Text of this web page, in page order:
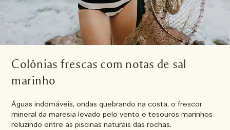
Colônias frescas com notas de sal
marinho
Águas indomáveis, ondas quebrando na costa, o frescor
mineral da maresia levado pelo vento e tesouros marinhos
reluzindo entre as piscinas naturais das rochas.